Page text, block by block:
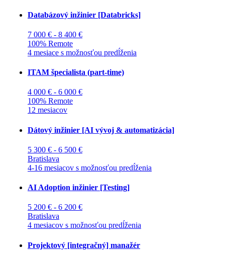
Databázový inžinier [Databricks]
7 000 € - 8 400 €
100% Remote
4 mesiace s možnosťou predĺženia
ITAM špecialista (part-time)
4 000 € - 6 000 €
100% Remote
12 mesiacov
Dátový inžinier [AI vývoj & automatizácia]
5 300 € - 6 500 €
Bratislava
4-16 mesiacov s možnosťou predĺženia
AI Adoption inžinier [Testing]
5 200 € - 6 200 €
Bratislava
4 mesiacov s možnosťou predĺženia
Projektový [integračný] manažér